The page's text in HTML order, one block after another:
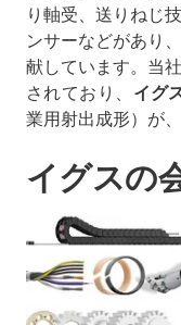
り軸受、送りねじ
ンサーなどがあり
献しています。当
されており、 イグ
業用射出成形）が
イグスの